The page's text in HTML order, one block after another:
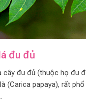
đu đủ
cây đu đủ (thuộc họ đu
(Carica papaya), rất